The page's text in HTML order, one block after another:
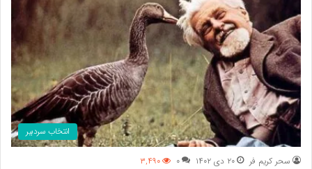
انتخاب سردبیر
سحر کریم فر ۲۰ دی ۱۴۰۲ ۰ ۳,۴۹۰